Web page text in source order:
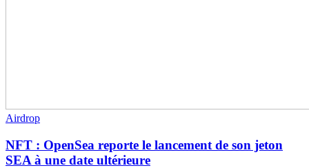
Airdrop
NFT : OpenSea reporte le lancement de son jeton
SEA à une date ultérieure